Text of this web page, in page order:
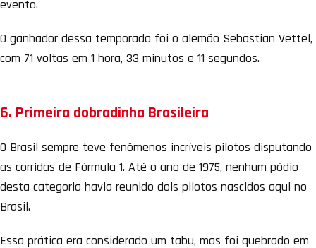
evento.
O ganhador dessa temporada foi o alemão Sebastian Vettel,
com 71 voltas em 1 hora, 33 minutos e 11 segundos.
6. Primeira dobradinha Brasileira
O Brasil sempre teve fenômenos incríveis pilotos disputando
as corridas de Fórmula 1. Até o ano de 1975, nenhum pódio
desta categoria havia reunido dois pilotos nascidos aqui no
Brasil.
Essa prática era considerado um tabu, mas foi quebrado em